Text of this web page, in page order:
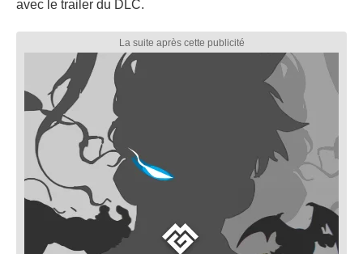
avec le trailer du DLC.